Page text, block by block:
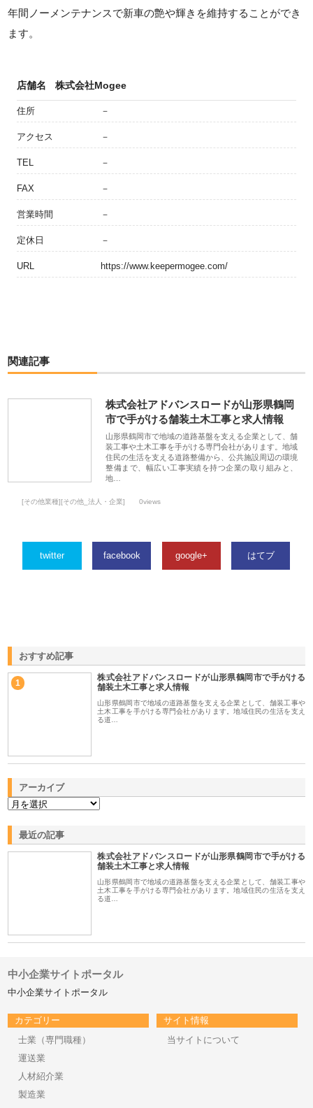
年間ノーメンテナンスで新車の艶や輝きを維持することができ
ます。
店舗名 株式会社Mogee
住所 －
アクセス －
TEL －
FAX －
営業時間 －
定休日 －
URL https://www.keepermogee.com/
関連記事
株式会社アドバンスロードが山形県鶴岡
市で手がける舗装土木工事と求人情報
山形県鶴岡市で地域の道路基盤を支える企業として、舗
装工事や土木工事を手がける専門会社があります。地域
住民の生活を支える道路整備から、公共施設周辺の環境
整備まで、幅広い工事実績を持つ企業の取り組みと、
地…
[その他業種][その他_法人・企業] 0views
twitter facebook google+ はてブ
おすすめ記事
1
株式会社アドバンスロードが山形県鶴岡市で手がける
舗装土木工事と求人情報
山形県鶴岡市で地域の道路基盤を支える企業として、舗装工事や
土木工事を手がける専門会社があります。地域住民の生活を支え
る道…
アーカイブ
最近の記事
株式会社アドバンスロードが山形県鶴岡市で手がける
舗装土木工事と求人情報
山形県鶴岡市で地域の道路基盤を支える企業として、舗装工事や
土木工事を手がける専門会社があります。地域住民の生活を支え
る道…
中小企業サイトポータル
中小企業サイトポータル
カテゴリー
士業（専門職種）
運送業
人材紹介業
製造業
サイト情報
当サイトについて